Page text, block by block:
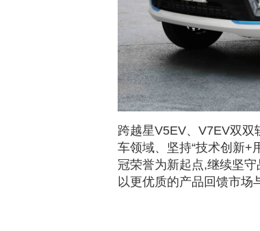
跨越星V5EV、V7EV双双
车领域、坚持“技术创新+
冠荣誉为新起点,继续坚
以更优质的产品回馈市场